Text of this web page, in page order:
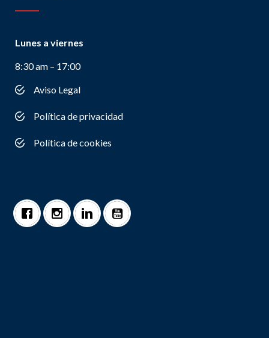
Lunes a viernes
8:30 am – 17:00
Aviso Legal
Política de privacidad
Política de cookies